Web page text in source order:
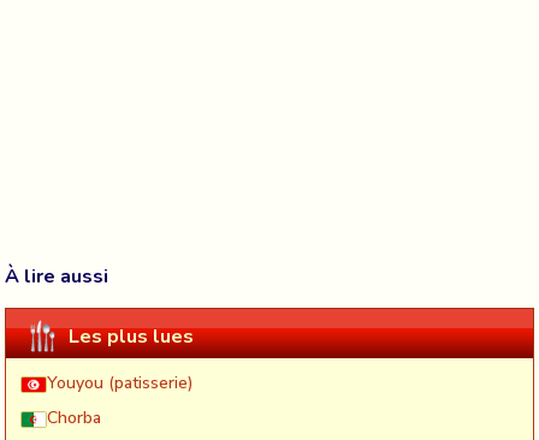
À lire aussi
Les plus lues
Youyou (patisserie)
Chorba